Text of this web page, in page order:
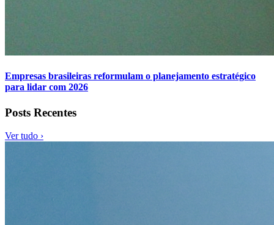
Empresas brasileiras reformulam o planejamento estratégico
para lidar com 2026
Posts Recentes
Ver tudo ›